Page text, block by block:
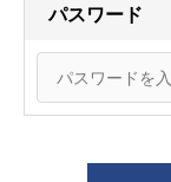
パスワード